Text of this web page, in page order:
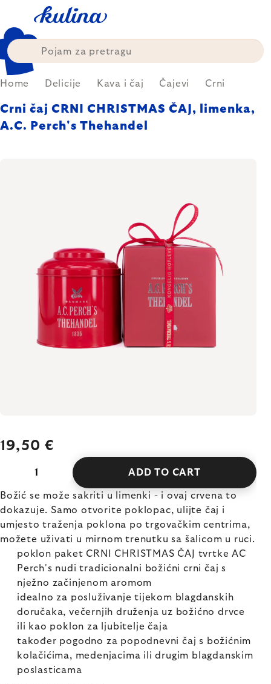
content
Home Delicije Kava i čaj Čajevi Crni
Crni čaj CRNI CHRISTMAS ČAJ, limenka,
A.C. Perch's Thehandel
19,50 €
ADD TO CART
Božić se može sakriti u limenki - i ovaj crvena to
dokazuje. Samo otvorite poklopac, ulijte čaj i
umjesto traženja poklona po trgovačkim centrima,
možete uživati u mirnom trenutku sa šalicom u ruci.
poklon paket CRNI CHRISTMAS ČAJ tvrtke AC
Perch's nudi tradicionalni božićni crni čaj s
nježno začinjenom aromom
idealno za posluživanje tijekom blagdanskih
doručaka, večernjih druženja uz božićno drvce
ili kao poklon za ljubitelje čaja
također pogodno za popodnevni čaj s božićnim
kolačićima, medenjacima ili drugim blagdanskim
poslasticama